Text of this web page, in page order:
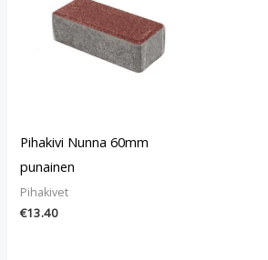
Pihakivi Nunna 60mm
punainen
Pihakivet
€13.40